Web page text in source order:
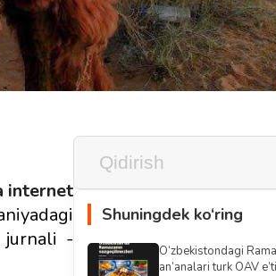
internet
jurnali -
Shuningdek ko‘ring
O‘zbekistondagi
an’analari turk OAV